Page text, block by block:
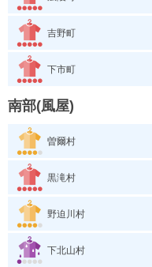
吉野町
下市町
南部(風屋)
曽爾村
黒滝村
野迫川村
下北山村